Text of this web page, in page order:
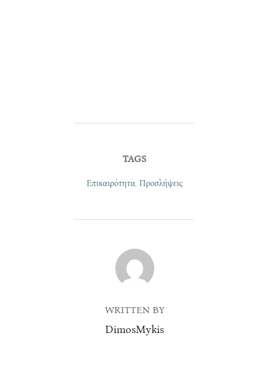
TAGS
Επικαιρότητα, Προσλήψεις
POST AUTHOR
WRITTEN BY
DimosMykis